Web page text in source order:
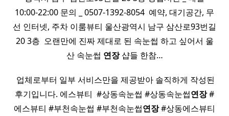
10:00-22:00 문의 _ 0507-1392-8054 ​ 예약, 대기공간, 무
선 인터넷, 주차 이룸뷰티 울산광역시 남구 삼산로93번길
20 3층 ​ 오랜만에 진짜 제대로 된 속눈썹 하고 싶어서 울
산 속눈썹 연장샵들 한참…
​ 업체로부터 일부 서비스만을 제공받아 솔직하게 작성된
후기입니다. 에스뷰티 ​ #상동속눈썹 #상동속눈썹연장#
에스뷰티 #부천속눈썹 #부천속눈썹연장#상동에스뷰티